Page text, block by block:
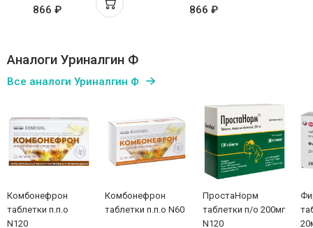
866 ₽ 866 ₽
Аналоги Уриналгин Ф
Все аналоги Уриналгин Ф
Комбонефрон
таблетки п.п.о
N120
Комбонефрон
таблетки п.п.о N60
ПростаНорм
таблетки п/о 200мг
N120